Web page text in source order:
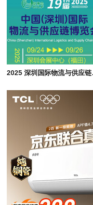
2025